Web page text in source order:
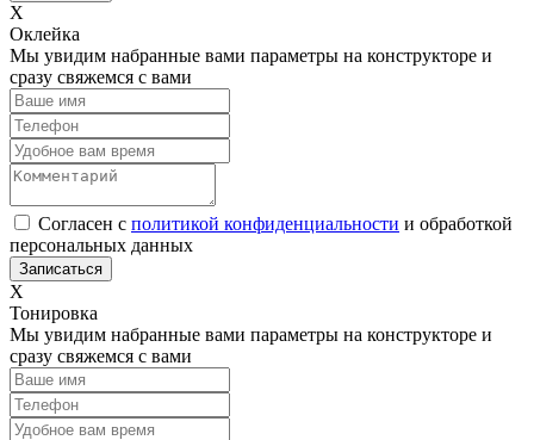
Х
Оклейка
Мы увидим набранные вами параметры на конструкторе и
сразу свяжемся с вами
Согласен с политикой конфиденциальности и обработкой
персональных данных
Х
Тонировка
Мы увидим набранные вами параметры на конструкторе и
сразу свяжемся с вами